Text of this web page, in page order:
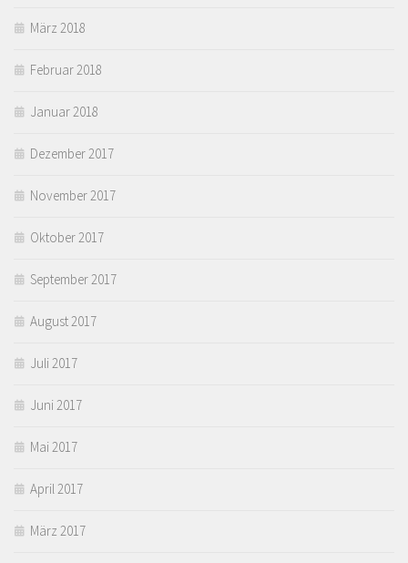
März 2018
Februar 2018
Januar 2018
Dezember 2017
November 2017
Oktober 2017
September 2017
August 2017
Juli 2017
Juni 2017
Mai 2017
April 2017
März 2017